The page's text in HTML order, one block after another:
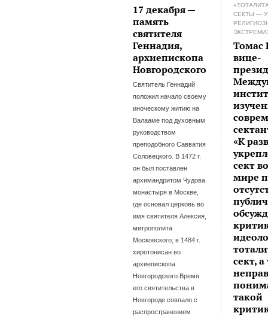
17 декабря —
память
святителя
Геннадия,
архиепископа
Новгородского
Святитель Геннадий
положил начало своему
иноческому житию на
Валааме под духовным
руководством
преподобного Савватия
Соловецкого. В 1472 г.
он был поставлен
архимандритом Чудова
монастыря в Москве,
где основал церковь во
имя святителя Алексия,
митрополита
Московского; в 1484 г.
хиротонисан во
архиепископа
Новгородского.Время
его святительства в
Новгороде совпало с
распространением
СЕКТЫ —
Томас
вице-
«К
сект
мире
сект,
такой